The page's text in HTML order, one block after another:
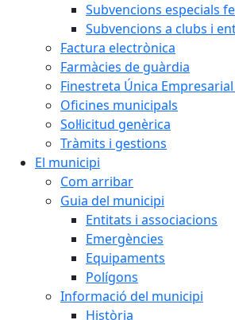
Subvencions especials
Subvencions a clubs i
Factura electrònica
Farmàcies de guàrdia
Finestreta Única Empresarial
Oficines municipals
Sol·licitud genèrica
Tràmits i gestions
El municipi
Com arribar
Guia del municipi
Entitats i associacions
Emergències
Equipaments
Polígons
Informació del municipi
Història